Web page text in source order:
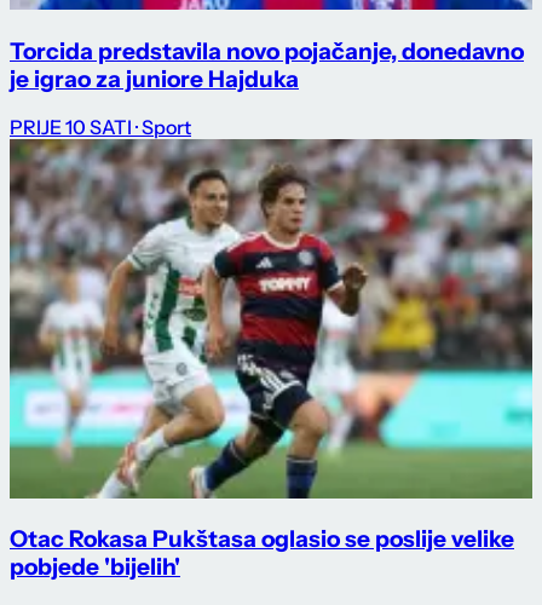
Torcida predstavila novo pojačanje, donedavno
je igrao za juniore Hajduka
PRIJE 10 SATI · Sport
Otac Rokasa Pukštasa oglasio se poslije velike
pobjede 'bijelih'